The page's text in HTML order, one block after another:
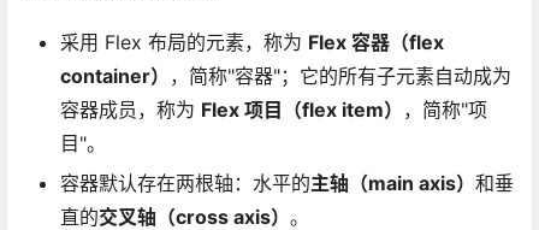
采用 Flex 布局的元素，称为 Flex 容器（flex
container） ，简称"容器"；它的所有子元素自动成为
容器成员，称为 Flex 项目（flex item） ，简称"项
目"。
容器默认存在两根轴：水平的主轴（main axis） 和垂
直的交叉轴（cross axis） 。